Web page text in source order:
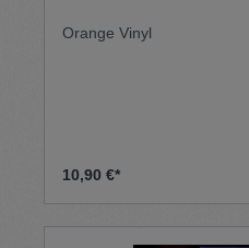
Orange Vinyl
10,90 €*